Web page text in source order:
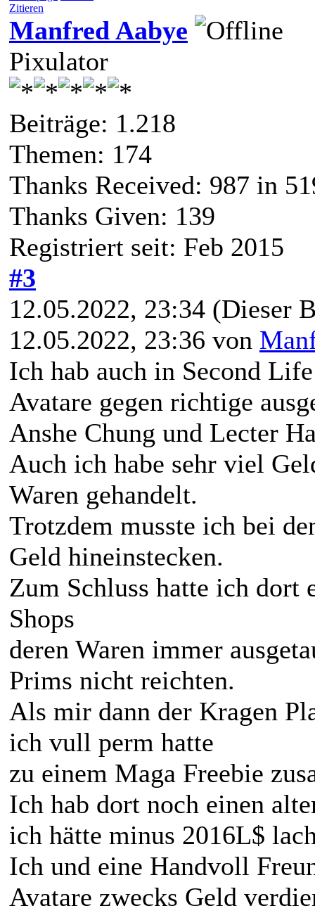
Zitieren
Manfred Aabye
Pixulator
Beiträge: 1.218
Themen: 174
Thanks Received: 987 in
Thanks Given: 139
Registriert seit: Feb 2015
#3
12.05.2022, 23:34 (Dieser
12.05.2022, 23:36 von
Ich hab auch in Second
Avatare gegen richtige
Anshe Chung und Lecter
Auch ich habe sehr viel
Waren gehandelt.
Trotzdem musste ich bei
Geld hineinstecken.
Zum Schluss hatte ich dort
Shops
deren Waren immer
Prims nicht reichten.
Als mir dann der Kragen
ich vull perm hatte
zu einem Maga Freebie
Ich hab dort noch einen
ich hätte minus 2016L$
Ich und eine Handvoll
Avatare zwecks Geld